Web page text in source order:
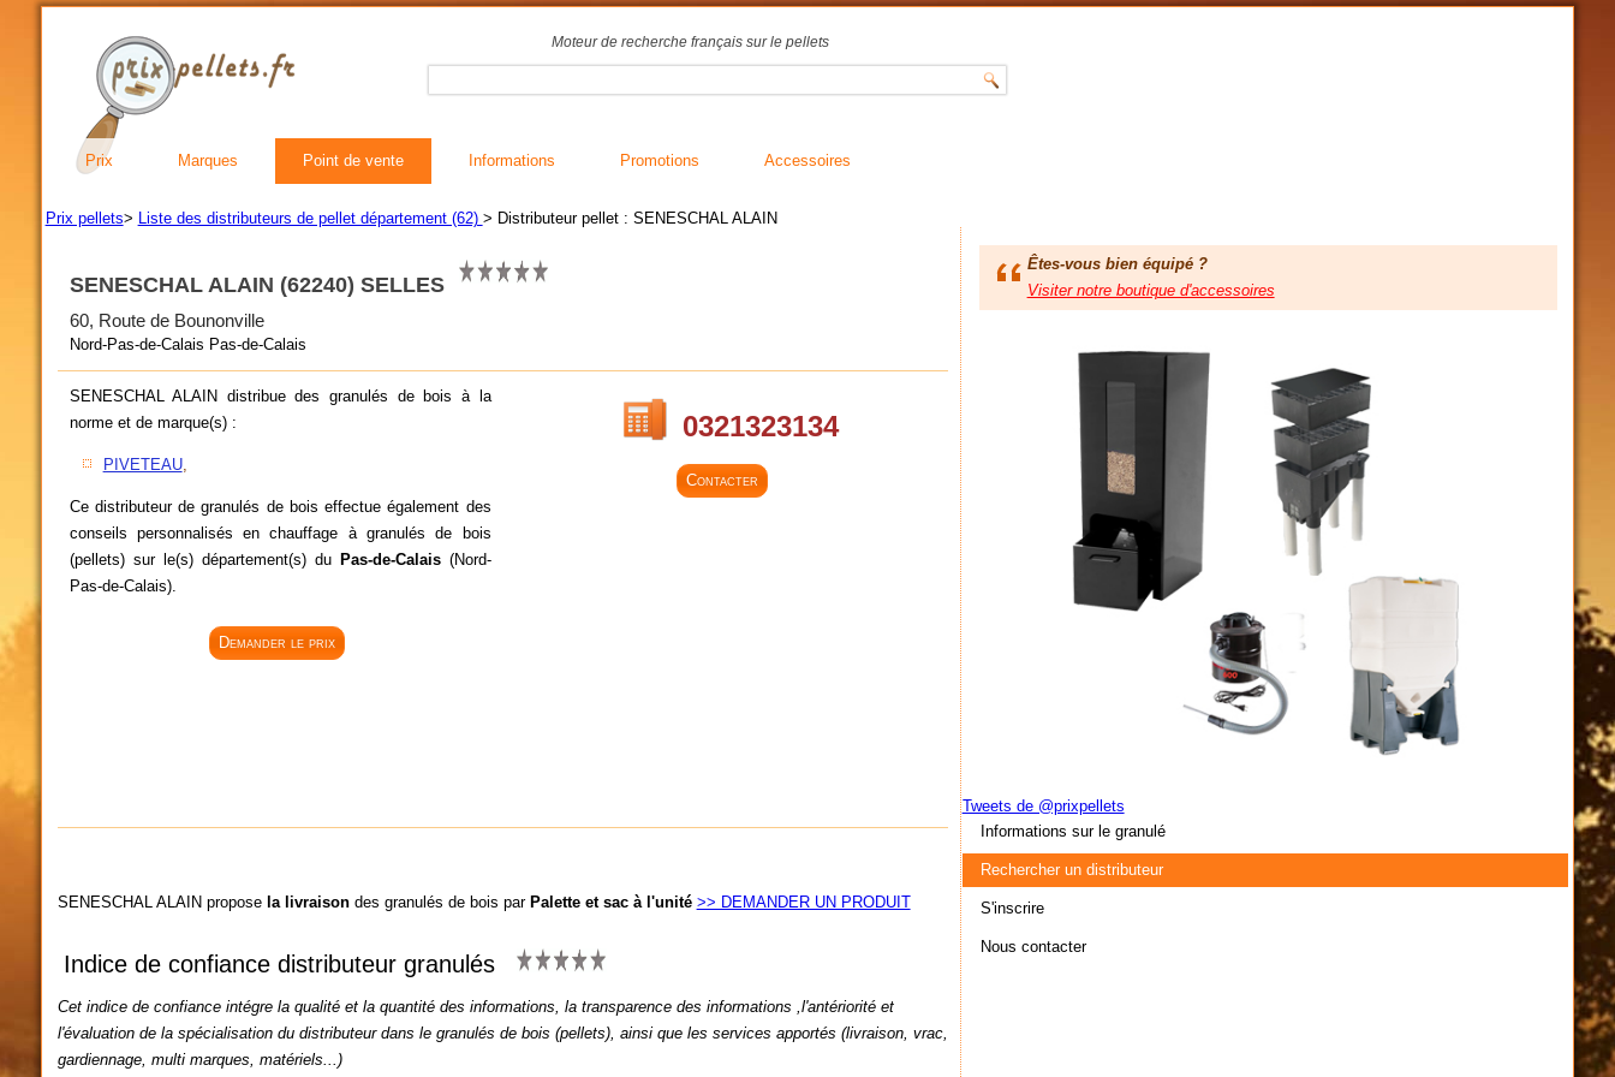
Moteur de recherche français sur le pellets
Prix Marques Point de vente Informations Promotions Accessoires
Prix pellets> Liste des distributeurs de pellet département (62) > Distributeur pellet : SENESCHAL ALAIN
SENESCHAL ALAIN (62240) SELLES
60, Route de Bounonville
Nord-Pas-de-Calais Pas-de-Calais
SENESCHAL ALAIN distribue des granulés de bois à la
norme et de marque(s) :
PIVETEAU,
Ce distributeur de granulés de bois effectue également des
conseils personnalisés en chauffage à granulés de bois
(pellets) sur le(s) département(s) du Pas-de-Calais(Nord-
Pas-de-Calais).
Demander le prix
0321323134
Contacter
SENESCHAL ALAIN propose la livraisondes granulés de bois parPalette et sac à l'unité >> DEMANDER UN PRODUIT
Indice de confiance distributeur granulés
Cet indice de confiance intégre la qualité et la quantité des informations, la transparence des informations ,l'antériorité et
l'évaluation de la spécialisation du distributeur dans le granulés de bois (pellets), ainsi que les services apportés (livraison, vrac,
gardiennage, multi marques, matériels...)
Êtes-vous bien équipé ?
Tweets de @prixpellets
Informations sur le granulé
Rechercher un distributeur
S'inscrire
Nous contacter